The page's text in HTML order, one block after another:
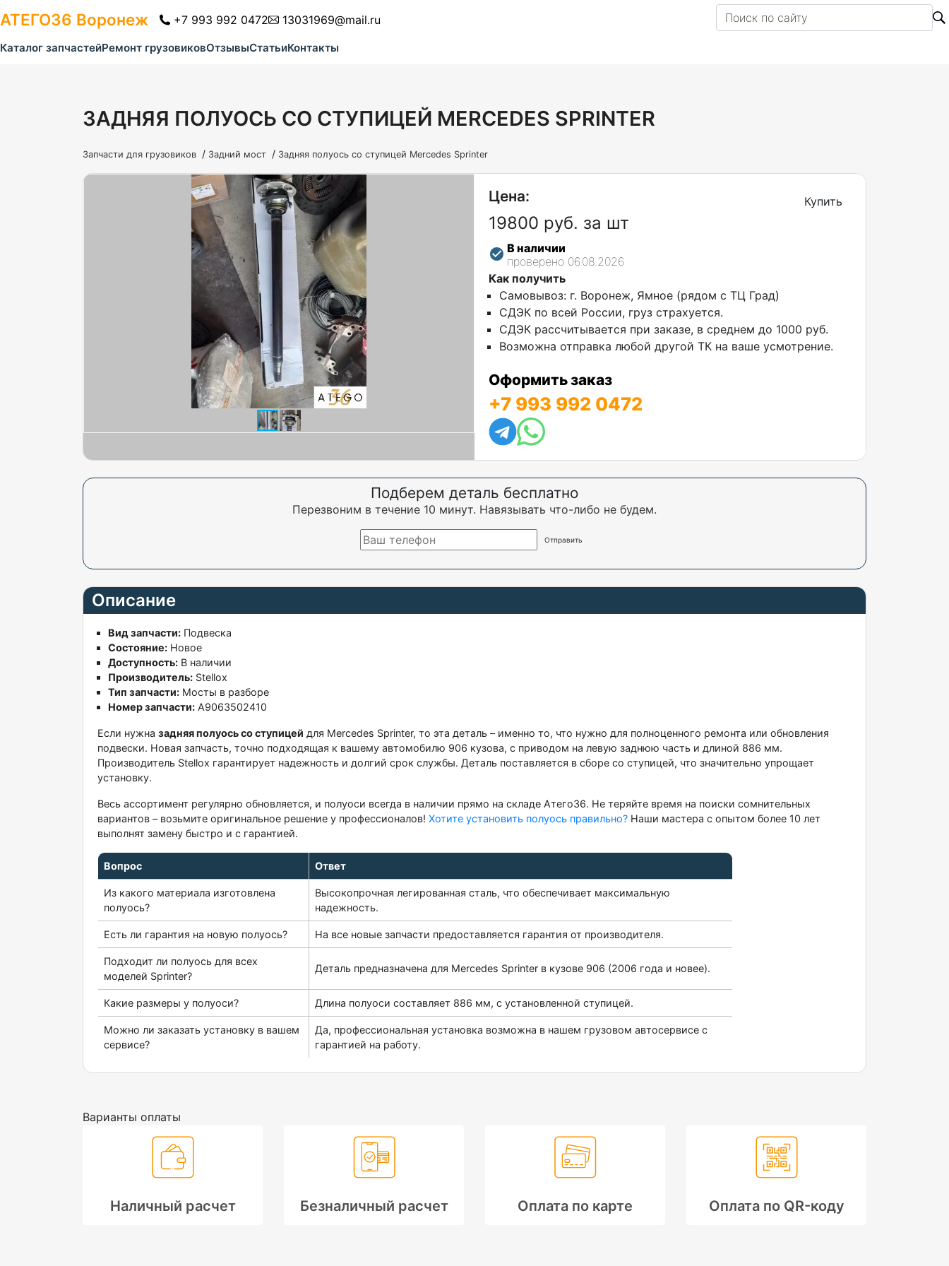
АТЕГО36 Воронеж +7 993 992 0472 13031969@mail.ru
Каталог запчастейРемонт грузовиковОтзывыСтатьиКонтакты
ЗАДНЯЯ ПОЛУОСЬ СО СТУПИЦЕЙ MERCEDES SPRINTER
Запчасти для грузовиков / Задний мост / Задняя полуось со ступицей Mercedes Sprinter
Цена:
19800 руб. за шт
В наличии
проверено 06.08.2026
Купить
Как получить
Самовывоз: г. Воронеж, Ямное (рядом с ТЦ Град)
СДЭК по всей России, груз страхуется.
СДЭК рассчитывается при заказе, в среднем до 1000 руб.
Возможна отправка любой другой ТК на ваше усмотрение.
Оформить заказ
+7 993 992 0472
Подберем деталь бесплатно
Перезвоним в течение 10 минут. Навязывать что-либо не будем.
Описание
Вид запчасти: Подвеска
Состояние: Новое
Доступность: В наличии
Производитель: Stellox
Тип запчасти: Мосты в разборе
Номер запчасти: A9063502410
Если нужна задняя полуось со ступицей для Mercedes Sprinter, то эта деталь – именно то, что нужно для полноценного ремонта или обновления
подвески. Новая запчасть, точно подходящая к вашему автомобилю 906 кузова, с приводом на левую заднюю часть и длиной 886 мм.
Производитель Stellox гарантирует надежность и долгий срок службы. Деталь поставляется в сборе со ступицей, что значительно упрощает
установку.
Весь ассортимент регулярно обновляется, и полуоси всегда в наличии прямо на складе Атего36. Не теряйте время на поиски сомнительных
вариантов – возьмите оригинальное решение у профессионалов! Хотите установить полуось правильно? Наши мастера с опытом более 10 лет
выполнят замену быстро и с гарантией.
Вопрос Ответ
Из какого материала изготовлена
полуось?
Высокопрочная легированная сталь, что обеспечивает максимальную
надежность.
Есть ли гарантия на новую полуось? На все новые запчасти предоставляется гарантия от производителя.
Подходит ли полуось для всех
моделей Sprinter?
Деталь предназначена для Mercedes Sprinter в кузове 906 (2006 года и новее).
Какие размеры у полуоси? Длина полуоси составляет 886 мм, с установленной ступицей.
Можно ли заказать установку в вашем
сервисе?
Да, профессиональная установка возможна в нашем грузовом автосервисе с
гарантией на работу.
Варианты оплаты
Наличный расчет Безналичный расчет Оплата по карте Оплата по QR-коду